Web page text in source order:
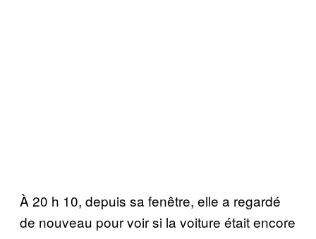
À 20 h 10, depuis sa fenêtre, elle a regardé
de nouveau pour voir si la voiture était encore